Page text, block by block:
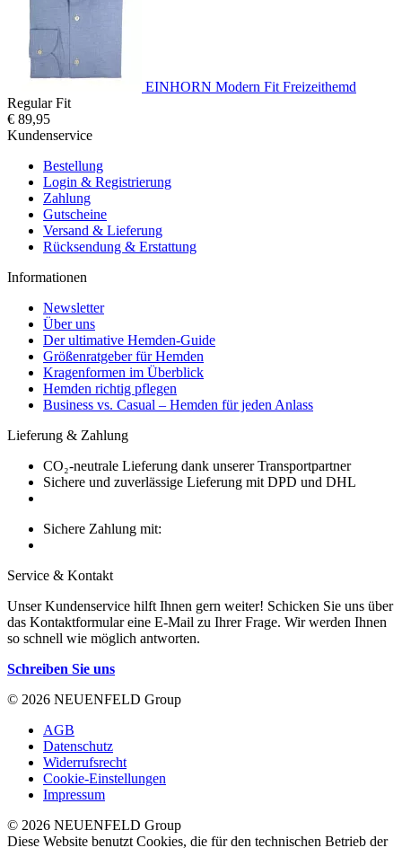
EINHORN Modern Fit Freizeithemd
Regular Fit
€ 89,95
Kundenservice
Bestellung
Login & Registrierung
Zahlung
Gutscheine
Versand & Lieferung
Rücksendung & Erstattung
Informationen
Newsletter
Über uns
Der ultimative Hemden-Guide
Größenratgeber für Hemden
Kragenformen im Überblick
Hemden richtig pflegen
Business vs. Casual – Hemden für jeden Anlass
Lieferung & Zahlung
CO₂-neutrale Lieferung dank unserer Transportpartner
Sichere und zuverlässige Lieferung mit DPD und DHL
Sichere Zahlung mit:
Service & Kontakt
Unser Kundenservice hilft Ihnen gern weiter! Schicken Sie uns über
das Kontaktformular eine E-Mail zu Ihrer Frage. Wir werden Ihnen
so schnell wie möglich antworten.
Schreiben Sie uns
© 2026 NEUENFELD Group
AGB
Datenschutz
Widerrufsrecht
Cookie-Einstellungen
Impressum
© 2026 NEUENFELD Group
Diese Website benutzt Cookies, die für den technischen Betrieb der